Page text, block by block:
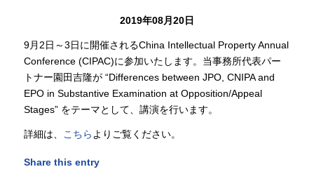
2019年08月20日
9月2日～3日に開催されるChina Intellectual Property Annual
Conference (CIPAC)に参加いたします。当事務所代表パー
トナー園田吉隆が “Differences between JPO, CNIPA and
EPO in Substantive Examination at Opposition/Appeal
Stages” をテーマとして、講演を行います。
詳細は、 こちら よりご覧ください。
Share this entry